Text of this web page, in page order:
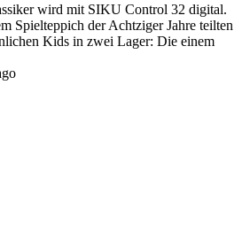
wird mit SIKU Control 32 digital.
Spielteppich der Achtziger Jahre teilten
Kids in zwei Lager: Die einem